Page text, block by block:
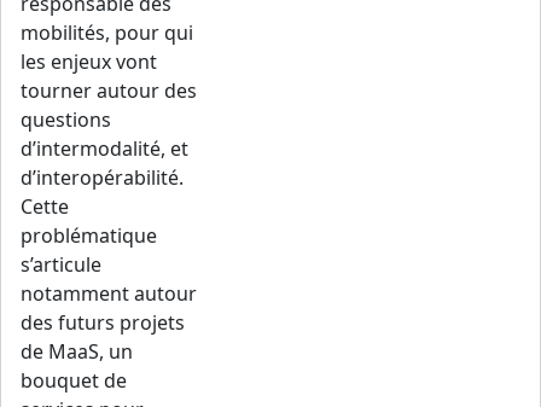
mobilités, pour qui
les enjeux vont
tourner autour des
questions
d’intermodalité, et
d’interopérabilité.
Cette
problématique
s’articule
notamment autour
des futurs projets
de MaaS, un
bouquet de